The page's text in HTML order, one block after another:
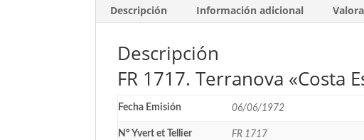
Descripción Información adicional
Descripción
FR 1717. Terranova «Costa
Fecha Emisión 06/06/1972
Nº Yvert et Tellier FR 1717